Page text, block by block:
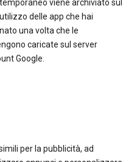
viene archiviato sul
delle app che hai
una volta che le
caricate sul server
Google.
per la pubblicità, ad